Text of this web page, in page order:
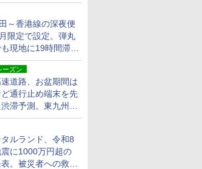
～香港線の深夜便
限定で設定。弾丸
現地に19時間滞在
ーズン
道路、お盆期間は
通行止め端末を先
滞予測。東九州道
料金調整を実施
ルランド、令和8
に1000万円超の
。被災者への救援